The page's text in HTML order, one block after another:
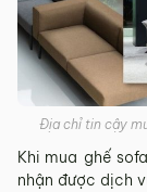
Địa chỉ tin cậy
Khi mua ghế
nhận được dịch